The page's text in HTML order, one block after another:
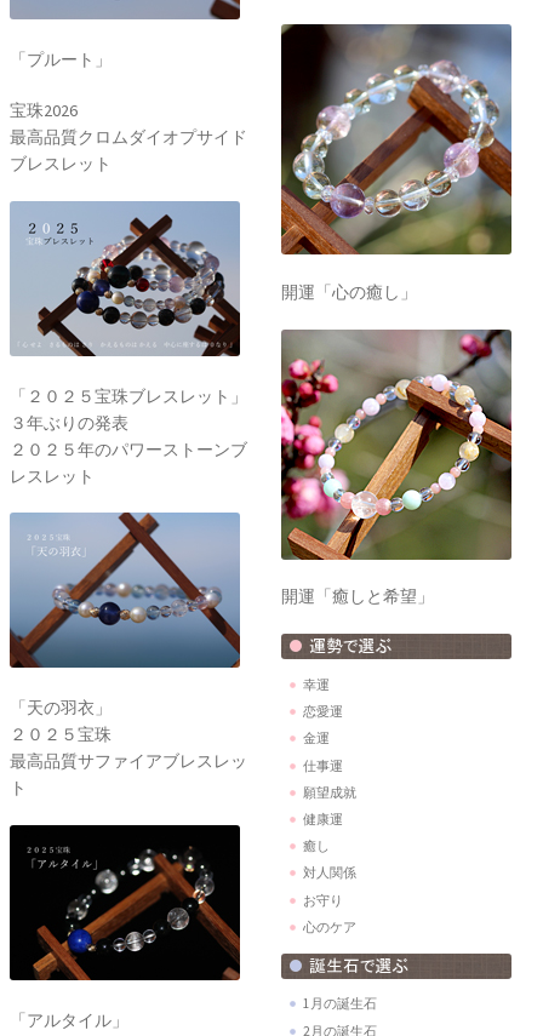
「プルート」
宝珠2026
最高品質クロムダイオプサイド
ブレスレット
「２０２５宝珠ブレスレット」
３年ぶりの発表
２０２５年のパワーストーンブ
レスレット
「天の羽衣」
２０２５宝珠
最高品質サファイアブレスレッ
ト
「アルタイル」
開運「心の癒し」
開運「癒しと希望」
幸運
恋愛運
金運
仕事運
願望成就
健康運
癒し
対人関係
お守り
心のケア
1月の誕生石
2月の誕生石